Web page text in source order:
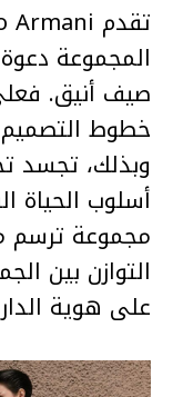
المجموعة
صيف أنيق.
خطوط التصميم
وبذلك، تجسد
أسلوب الحياة
مجموعة
التوازن بين
على هوية